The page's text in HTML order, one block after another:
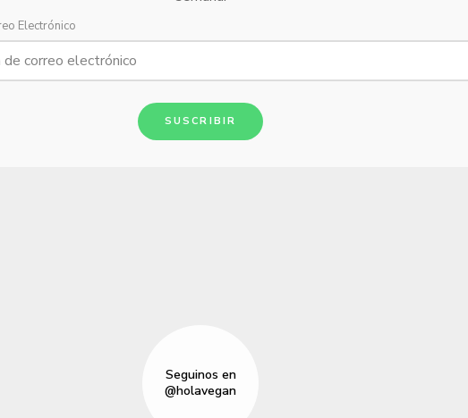
Electrónico
SUSCRIBIR
Seguinos en
@holavegan